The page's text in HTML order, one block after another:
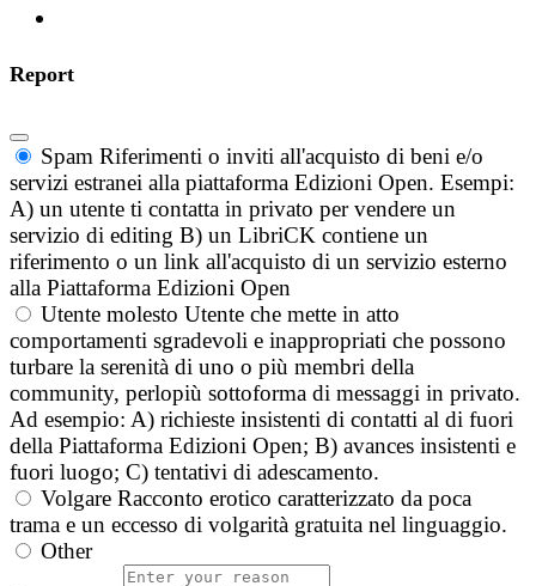
Report
Spam Riferimenti o inviti all'acquisto di beni e/o
servizi estranei alla piattaforma Edizioni Open. Esempi:
A) un utente ti contatta in privato per vendere un
servizio di editing B) un LibriCK contiene un
riferimento o un link all'acquisto di un servizio esterno
alla Piattaforma Edizioni Open
Utente molesto Utente che mette in atto
comportamenti sgradevoli e inappropriati che possono
turbare la serenità di uno o più membri della
community, perlopiù sottoforma di messaggi in privato.
Ad esempio: A) richieste insistenti di contatti al di fuori
della Piattaforma Edizioni Open; B) avances insistenti e
fuori luogo; C) tentativi di adescamento.
Volgare Racconto erotico caratterizzato da poca
trama e un eccesso di volgarità gratuita nel linguaggio.
Other